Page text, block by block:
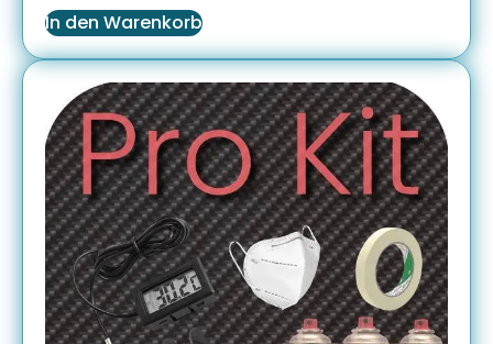
In den Warenkorb